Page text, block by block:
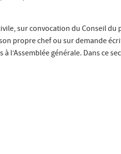
sur convocation du Conseil du
propre chef ou sur demande
l’Assemblée générale. Dans ce